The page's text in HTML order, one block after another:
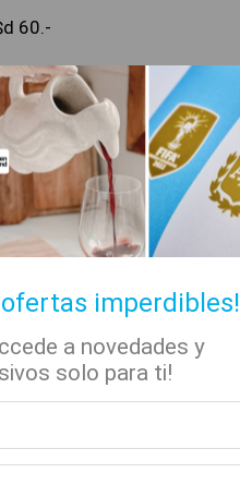
ofertas imperdibles!
a novedades y
solo para ti!
60.-
las categorías